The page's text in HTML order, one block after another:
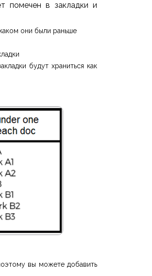
помечен в закладки и
они были раньше
будут храниться как
вы можете добавить